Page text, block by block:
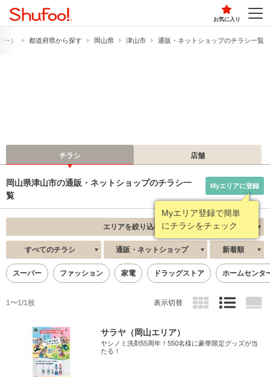
お気に入り
） 都道府県から探す 岡山県 津山市 通販・ネットショップのチラシ一覧
チラシ 店舗
岡山県津山市の通販・ネットショップのチラシ一
覧
Myエリア登録で簡単
にチラシをチェック
Myエリアに登録
エリアを絞り込む
すべてのチラシ 通販・ネットショップ 新着順
スーパー ファッション 家電 ドラッグストア ホームセンタ
1〜1/1枚 表示切替
サラヤ（岡山エリア）
ヤシノミ洗剤55周年！550名様に豪華限定グッズが当
たる！